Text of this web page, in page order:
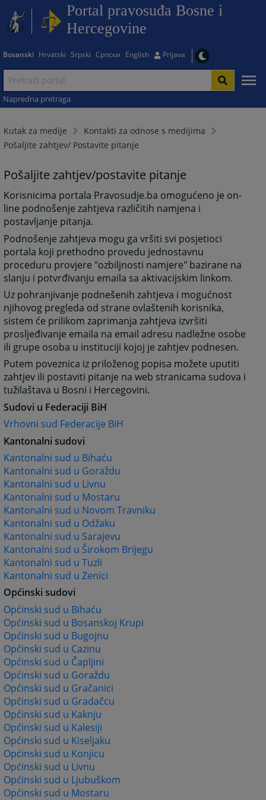
Portal pravosuđa Bosne i
Hercegovine
Bosanski Hrvatski Srpski Српски English Prijava
Napredna pretraga
Kutak za medije
Kontakti za odnose s medijima
Pošaljite zahtjev/ Postavite pitanje
Pošaljite zahtjev/postavite pitanje
Korisnicima portala Pravosudje.ba omogućeno je on-
line podnošenje zahtjeva različitih namjena i
postavljanje pitanja.
Podnošenje zahtjeva mogu ga vršiti svi posjetioci
portala koji prethodno provedu jednostavnu
proceduru provjere "ozbiljnosti namjere" bazirane na
slanju i potvrđivanju emaila sa aktivacijskim linkom.
Uz pohranjivanje podnešenih zahtjeva i mogućnost
njihovog pregleda od strane ovlaštenih korisnika,
sistem će prilikom zaprimanja zahtjeva izvršiti
prosljeđivanje emaila na email adresu nadležne osobe
ili grupe osoba u instituciji kojoj je zahtjev podnesen.
Putem poveznica iz priloženog popisa možete uputiti
zahtjev ili postaviti pitanje na web stranicama sudova i
tužilaštava u Bosni i Hercegovini.
Sudovi u Federaciji BiH
Vrhovni sud Federacije BiH
Kantonalni sudovi
Kantonalni sud u Bihaću
Kantonalni sud u Goraždu
Kantonalni sud u Livnu
Kantonalni sud u Mostaru
Kantonalni sud u Novom Travniku
Kantonalni sud u Odžaku
Kantonalni sud u Sarajevu
Kantonalni sud u Širokom Brijegu
Kantonalni sud u Tuzli
Kantonalni sud u Zenici
Općinski sudovi
Općinski sud u Bihaću
Općinski sud u Bosanskoj Krupi
Općinski sud u Bugojnu
Općinski sud u Cazinu
Općinski sud u Čapljini
Općinski sud u Goraždu
Općinski sud u Gračanici
Općinski sud u Gradačcu
Općinski sud u Kaknju
Općinski sud u Kalesiji
Općinski sud u Kiseljaku
Općinski sud u Konjicu
Općinski sud u Livnu
Općinski sud u Ljubuškom
Općinski sud u Mostaru